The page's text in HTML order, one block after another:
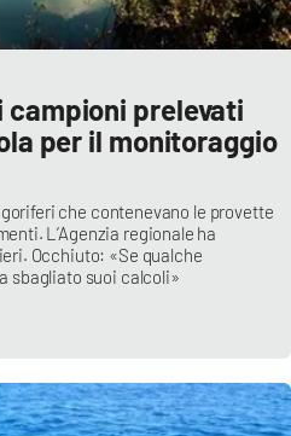
campioni prelevati
per il monitoraggio
che contenevano le provette
L’Agenzia regionale ha
Occhiuto: «Se qualche
sbagliato suoi calcoli»